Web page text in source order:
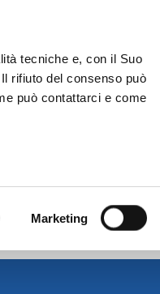
tecniche e, con il Suo
Il rifiuto del consenso può
può contattarci e come
Marketing